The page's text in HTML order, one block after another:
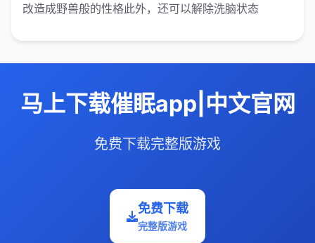
改造成野兽般的性格此外，还可以解除洗脑状态
马上下载催眠app|中文官网
免费下载完整版游戏
免费下载
完整版游戏